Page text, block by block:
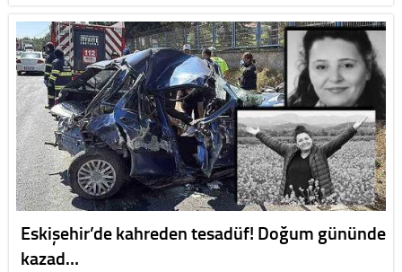
Eskişehir’de kahreden tesadüf! Doğum gününde
kazad…